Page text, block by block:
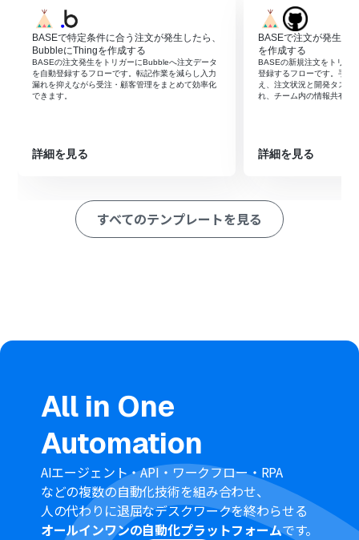
はじめに、BASEとTalknoteをYoomと連携します。
次に、トリガーでBASEを選択し、「注文が発生したら」
というアクションを設定します。
最後に、オペレーションでTalknoteの「スレッドにメッ
セージを投稿」アクションを設定し、トリガーで取得した
注文情報を本文に含めて投稿するように設定します。
ション
意で設定することが可能です。用途に応じて通知先を柔軟
に指定してください。
通知メッセージの本文は自由に編集できます。固定のテキ
BASE、TalknoteのそれぞれとYoomを連携してくださ
ご利用プラン によって最短の起動間隔が異なりますので、
ご注意ください。
BASEで特定条件に合う注文が発生したら、
BubbleにThingを作成する
BASEの注文発生をトリガーにBubbleへ注文データ
を自動登録するフローです。転記作業を減らし入力
漏れを抑えながら受注・顧客管理をまとめて効率化
できます。
詳細を見る
BASEで注文が発生し
を作成する
BASEの新規注文をトリガ
登録するフローです。手入
え、注文状況と開発タスク
れ、チーム内の情報共有も
詳細を見る
すべてのテンプレートを見る
All in One
Automation
AIエージェント・API・ワークフロー・RPA
などの複数の自動化技術を組み合わせ、
人の代わりに退屈なデスクワークを終わらせる
オールインワンの自動化プラットフォームです。